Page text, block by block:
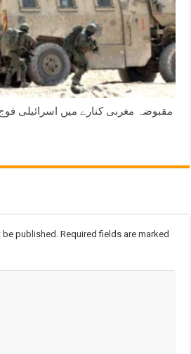
مقبوضہ مغربی کنارے میں اسرائیلی فوج
published. Required fields are marked